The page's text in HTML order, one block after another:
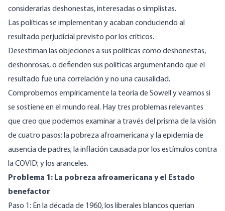
considerarlas deshonestas, interesadas o simplistas.
Las políticas se implementan y acaban conduciendo al
resultado perjudicial previsto por los críticos.
Desestiman las objeciones a sus políticas como deshonestas,
deshonrosas, o defienden sus políticas argumentando que el
resultado fue una correlación y no una causalidad.
Comprobemos empíricamente la teoría de Sowell y veamos si
se sostiene en el mundo real. Hay tres problemas relevantes
que creo que podemos examinar a través del prisma de la visión
de cuatro pasos: la pobreza afroamericana y la epidemia de
ausencia de padres; la inflación causada por los estímulos contra
la COVID; y los aranceles.
Problema 1: La pobreza afroamericana y el Estado
benefactor
Paso 1: En la década de 1960, los liberales blancos querían